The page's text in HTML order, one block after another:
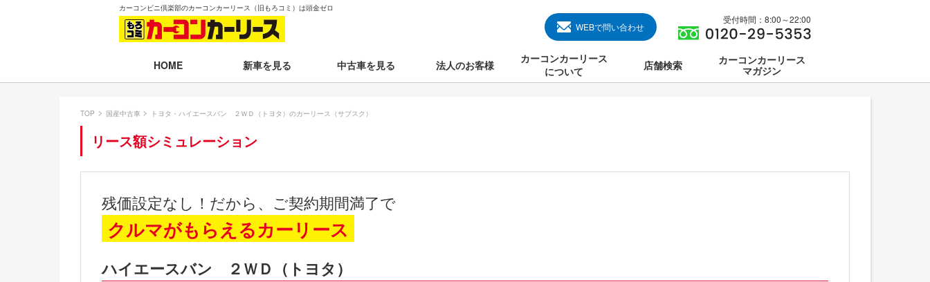
カーコンビニ倶楽部のカーコンカーリース（旧もろコミ）は頭金ゼロ
WEBで問い合わせ
受付時間：8:00～22:00
HOME 新車を見る
月々50,001円以上のクルマを見る
新車一覧から選ぶ
即納車（最短14日で納車）
中古車を見る 法人のお客様
カーコンカーリース
について
店舗検索
カーコンカーリース
マガジン
TOP 国産中古車 トヨタ・ハイエースバン ２ＷＤ（トヨタ）のカーリース（サブスク）
リース額シミュレーション
残価設定なし！だから、ご契約期間満了で
クルマがもらえるカーリース
ハイエースバン ２ＷＤ（トヨタ）